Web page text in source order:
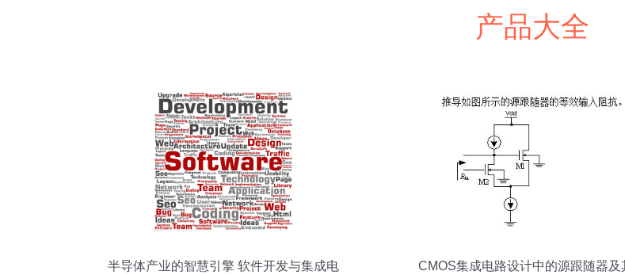
产品大全
半导体产业的智慧引擎 软件开发与集成电
CMOS集成电路设计中的源跟随器及